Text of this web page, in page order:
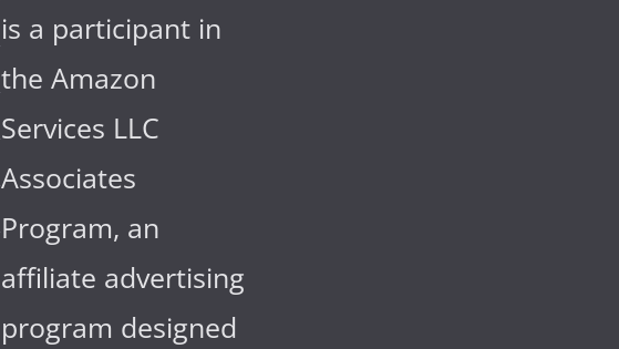
is a participant in
the Amazon
Services LLC
Associates
Program, an
affiliate advertising
program designed